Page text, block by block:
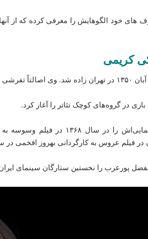
های خود الگوهایش را معرفی کرده که از آنها
کریمی
بازی در گروه‌های کوچک تئاتر را آغاز کرد.
نخستین نقش سینمایی‌اش را
عروس به کارگردانی بهروز افخمی در سال ۱۳۶۹
پورعرب را نخستین ستارگان سینمای